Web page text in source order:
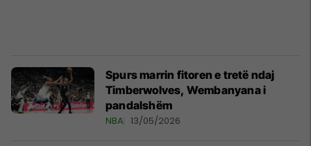
Spurs marrin fitoren e tretë ndaj
Timberwolves, Wembanyana i
pandalshëm
NBA 13/05/2026